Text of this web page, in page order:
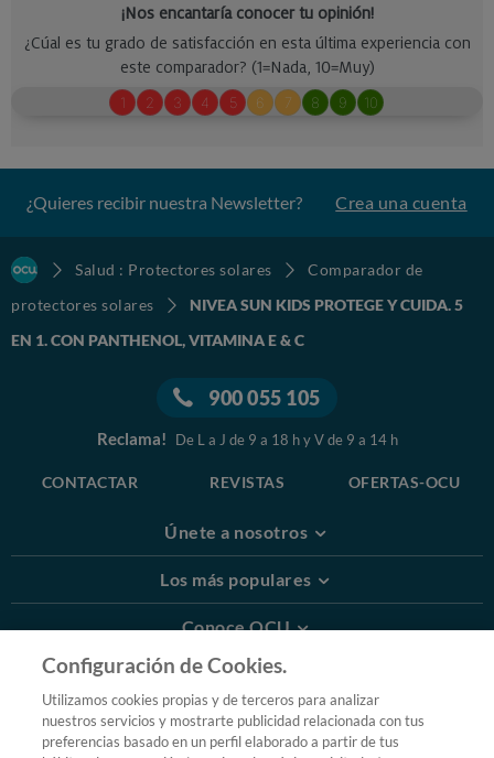
¿Quieres recibir nuestra Newsletter? Crea una cuenta
Salud : Protectores solares
Comparador de
protectores solares
NIVEA SUN KIDS PROTEGE Y CUIDA. 5
EN 1. CON PANTHENOL, VITAMINA E & C
900 055 105
Reclama! De L a J de 9 a 18 h y V de 9 a 14 h
CONTACTAR REVISTAS OFERTAS-OCU
Únete a nosotros
Los más populares
Conoce OCU
Más Información
© 2026 OCU
Condiciones generales de contratación de OCU
Configuración de Cookies.
Utilizamos cookies propias y de terceros para analizar
nuestros servicios y mostrarte publicidad relacionada con tus
preferencias basado en un perfil elaborado a partir de tus